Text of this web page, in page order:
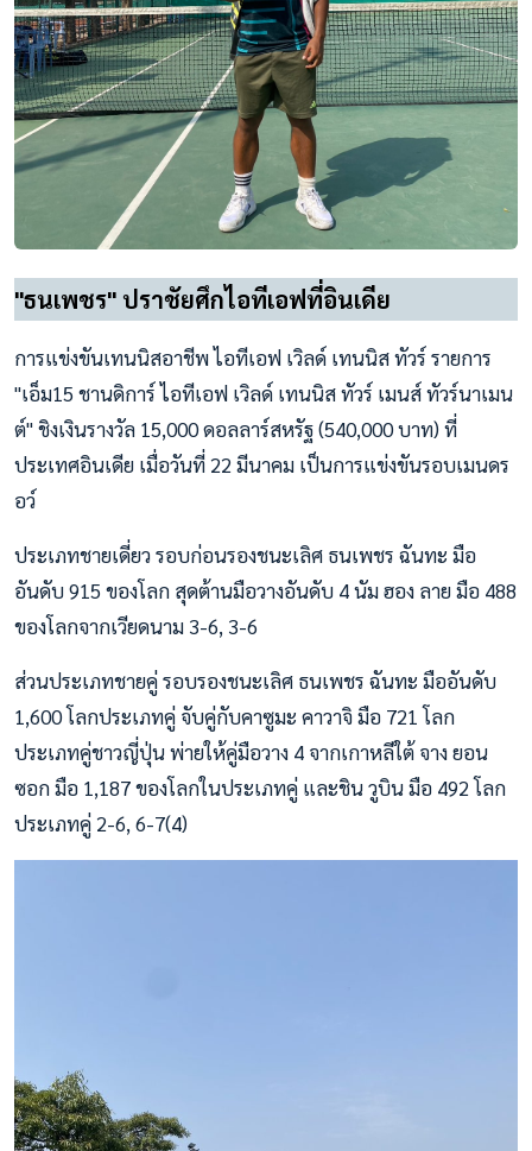
"ธนเพชร" ปราชัยศึกไอทีเอฟที่อินเดีย
การแข่งขันเทนนิสอาชีพ ไอทีเอฟ เวิลด์ เทนนิส ทัวร์ รายการ
"เอ็ม15 ชานดิการ์ ไอทีเอฟ เวิลด์ เทนนิส ทัวร์ เมนส์ ทัวร์นาเมน
ต์" ชิงเงินรางวัล 15,000 ดอลลาร์สหรัฐ (540,000 บาท) ที่
ประเทศอินเดีย เมื่อวันที่ 22 มีนาคม เป็นการแข่งขันรอบเมนดร
อว์
ประเภทชายเดี่ยว รอบก่อนรองชนะเลิศ ธนเพชร ฉันทะ มือ
อันดับ 915 ของโลก สุดต้านมือวางอันดับ 4 นัม ฮอง ลาย มือ 488
ของโลกจากเวียดนาม 3-6, 3-6
ส่วนประเภทชายคู่ รอบรองชนะเลิศ ธนเพชร ฉันทะ มืออันดับ
1,600 โลกประเภทคู่ จับคู่กับคาซูมะ คาวาจิ มือ 721 โลก
ประเภทคู่ชาวญี่ปุ่น พ่ายให้คู่มือวาง 4 จากเกาหลีใต้ จาง ยอน
ซอก มือ 1,187 ของโลกในประเภทคู่ และชิน วูบิน มือ 492 โลก
ประเภทคู่ 2-6, 6-7(4)